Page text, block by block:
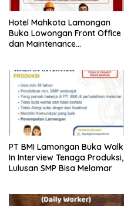
Hotel Mahkota Lamongan
Buka Lowongan Front Office
dan Maintenance
PT BMI Lamongan Buka Walk
In Interview Tenaga Produksi,
Lulusan SMP Bisa Melamar